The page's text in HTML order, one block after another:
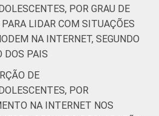
POR GRAU DE
LIDAR COM SITUAÇÕES
NA INTERNET, SEGUNDO
DOS PAIS
DE
POR
NA INTERNET NOS